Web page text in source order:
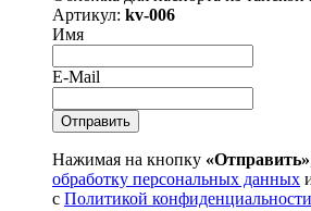
Артикул: kv-006
Имя
E-Mail
Нажимая на кнопку «Отправить»
обработку персональных данных
с Политикой конфиденциальности